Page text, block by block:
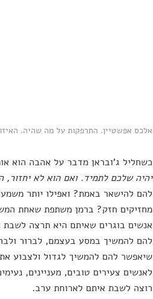
אלכס אפשטיין. התרפקות על מה שהיה.
כשחליל ג'ובראן מדבר על אהבה הוא
יהיה שלכם לתמיד. ואם הוא לא יחזור,
להם להישאר באמת? ואפילו יותר
מחזיקים חזק? ברמן משתפת שאחת
אנשים בוגרים שאיתם היא תרצה
להם להמשיך במסע בעצמם, לברור
שיאפשר להם להמשיך לגדול ולצבוע את
לאנשים צעירים טובים, מעניינים,
רוצה לשבת איתם לארוחת ערב.